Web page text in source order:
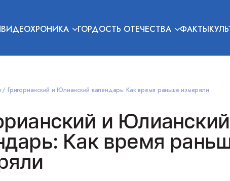
ВИДЕОХРОНИКА ГОРДОСТЬ ОТЕЧЕСТВА ФАКТЫ
Григорианский и Юлианский календарь: Как время раньше измеряли
и Юлианский
Как время